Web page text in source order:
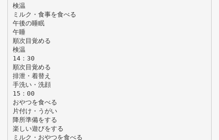
検温
ミルク・食事を食べる
午後の睡眠
午睡
順次目覚める
検温
14：30
順次目覚める
排泄・着替え
手洗い・洗顔
15：00
おやつを食べる
片付け・うがい
降所準備をする
楽しい遊びをする
ミルク・おやつを食べる